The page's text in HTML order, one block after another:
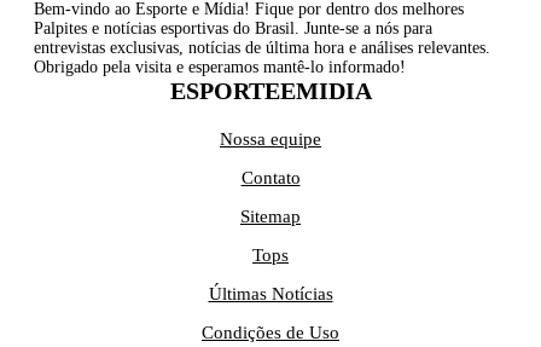
Bem-vindo ao Esporte e Mídia! Fique por dentro dos melhores
Palpites e notícias esportivas do Brasil. Junte-se a nós para
entrevistas exclusivas, notícias de última hora e análises relevantes.
Obrigado pela visita e esperamos mantê-lo informado!
ESPORTEEMIDIA
Nossa equipe
Contato
Sitemap
Tops
Últimas Notícias
Condições de Uso